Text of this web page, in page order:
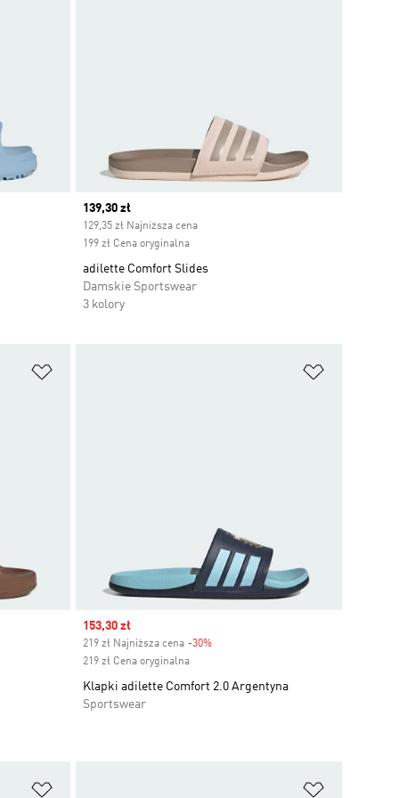
Current price
139,30 zł
129,35 zł Najniższa cena
199 zł Cena oryginalna
adilette Comfort Slides
Damskie Sportswear
3 kolory
Sale price
153,30 zł
219 zł Najniższa cena -30%Discount
219 zł Cena oryginalna
Klapki adilette Comfort 2.0 Argentyna
Sportswear